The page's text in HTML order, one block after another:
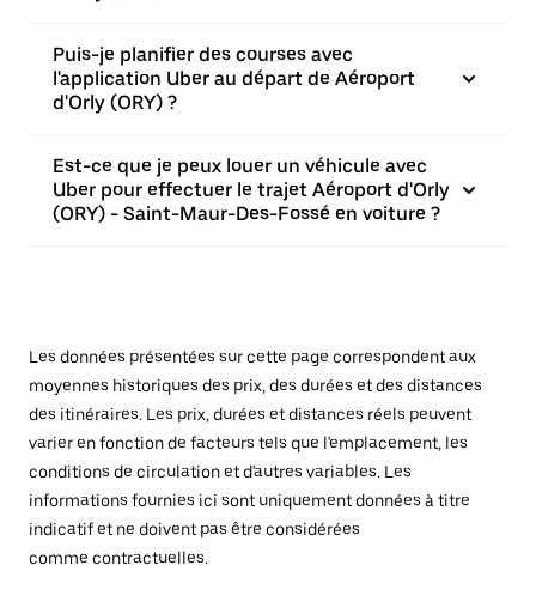
Puis-je planifier des courses avec
l'application Uber au départ de Aéroport
d'Orly (ORY) ?
Est-ce que je peux louer un véhicule avec
Uber pour effectuer le trajet Aéroport d'Orly
(ORY) - Saint-Maur-Des-Fossé en voiture ?
Les données présentées sur cette page correspondent aux
moyennes historiques des prix, des durées et des distances
des itinéraires. Les prix, durées et distances réels peuvent
varier en fonction de facteurs tels que l'emplacement, les
conditions de circulation et d'autres variables. Les
informations fournies ici sont uniquement données à titre
indicatif et ne doivent pas être considérées
comme contractuelles.